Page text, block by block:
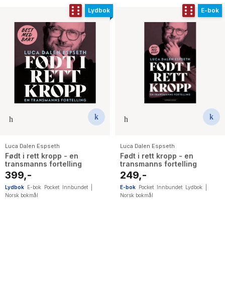
Lydbok
Luca Dalen Espseth
Født i rett kropp - en
transmanns fortelling
399,-
Lydbok E-bok Pocket Innbundet
Norsk bokmål
E-bok
Luca Dalen Espseth
Født i rett kropp - en
transmanns fortelling
249,-
E-bok Pocket Innbundet Lydbok
Norsk bokmål